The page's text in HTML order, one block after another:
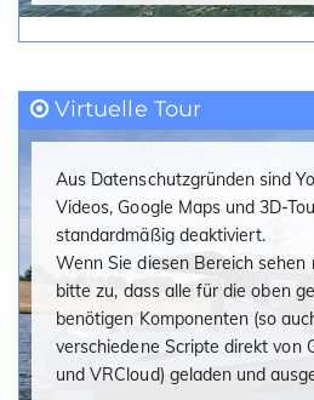
Klimaanlage/Heizung mit
Dieselgenerator
Elektrische Heck- und
Farbiger Rumpf (Dunkelgrau)
Rumpffarbe (Legacy-Grau)
Dinghy Halterung
Active Trim bis 150 PS
Fusion Stereo mit 6
DAB Radioerweiterungs-Kit
Vordeck Rollo mit
Virtuelle Tour
Aus Datenschutzgründen sind
Videos, Google Maps und 3D-
standardmäßig deaktiviert.
Wenn Sie diesen Bereich sehen
bitte zu, dass alle für die oben
benötigen Komponenten (so
verschiedene Scripte direkt von
und VRCloud) geladen und